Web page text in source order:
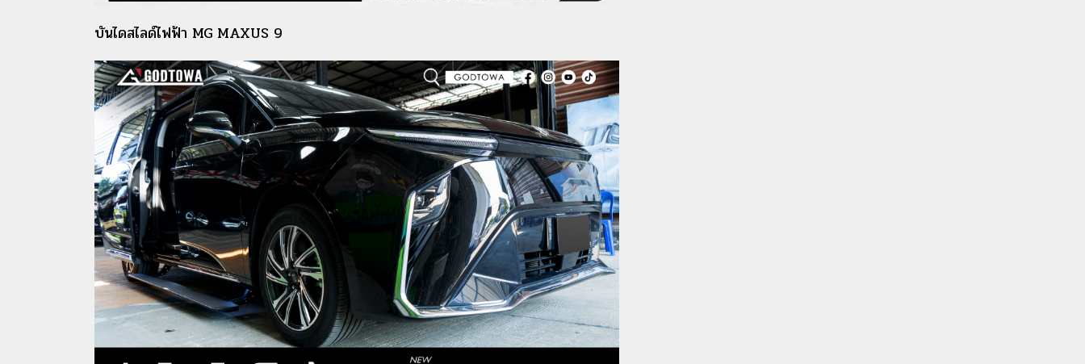
บันไดสไลด์ไฟฟ้า MG MAXUS 9